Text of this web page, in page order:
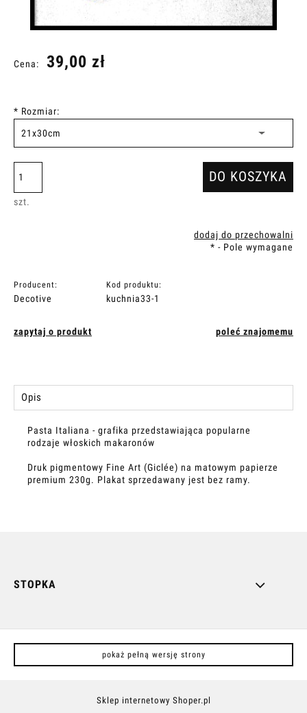
Cena: 39,00 zł
* Rozmiar:
szt.
DO KOSZYKA
dodaj do przechowalni
* - Pole wymagane
Producent:
Decotive
Kod produktu:
kuchnia33-1
zapytaj o produkt poleć znajomemu
Opis
Pasta Italiana - grafika przedstawiająca popularne
rodzaje włoskich makaronów
Druk pigmentowy Fine Art (Giclée) na matowym papierze
premium 230g. Plakat sprzedawany jest bez ramy.
STOPKA
pokaż pełną wersję strony
Sklep internetowy Shoper.pl